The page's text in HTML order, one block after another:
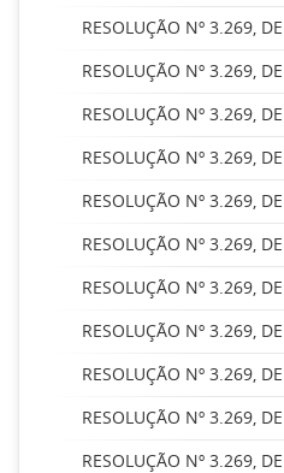
RESOLUÇÃO Nº 3.269,
RESOLUÇÃO Nº 3.269,
RESOLUÇÃO Nº 3.269,
RESOLUÇÃO Nº 3.269,
RESOLUÇÃO Nº 3.269,
RESOLUÇÃO Nº 3.269,
RESOLUÇÃO Nº 3.269,
RESOLUÇÃO Nº 3.269,
RESOLUÇÃO Nº 3.269,
RESOLUÇÃO Nº 3.269,
RESOLUÇÃO Nº 3.269,